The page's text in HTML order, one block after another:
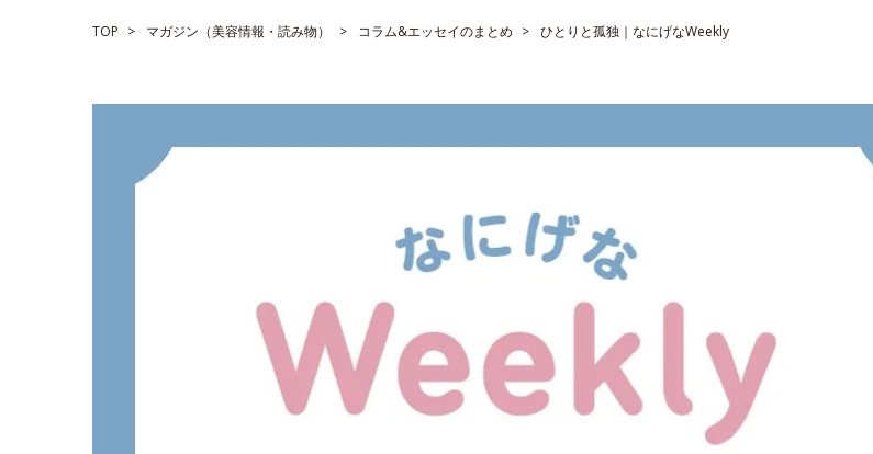
TOP マガジン（美容情報・読み物） コラム&エッセイのまとめ ひとりと孤独｜なにげなWeekly